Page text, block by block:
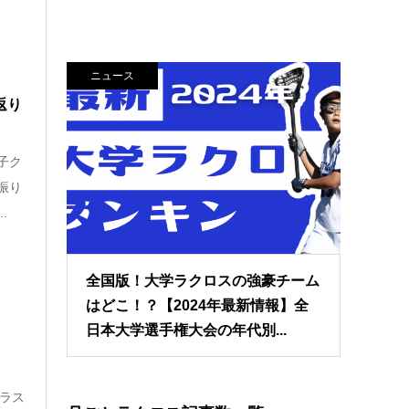
り
ク
り
ス
ニュース
全国版！大学ラクロスの強豪チーム
はどこ！？【2024年最新情報】全
日本大学選手権大会の年代別...